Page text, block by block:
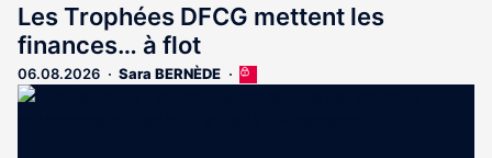
Les Trophées DFCG mettent les
finances… à flot
06.08.2026 Sara BERNÈDE
Cet